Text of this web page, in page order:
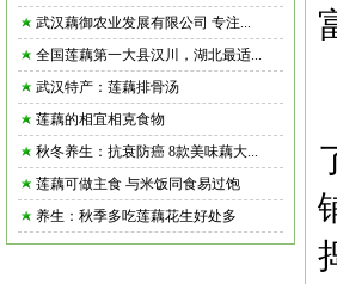
武汉藕御农业发展有限公司 专注...
全国莲藕第一大县汉川，湖北最适...
武汉特产：莲藕排骨汤
莲藕的相宜相克食物
秋冬养生：抗衰防癌 8款美味藕大...
莲藕可做主食 与米饭同食易过饱
养生：秋季多吃莲藕花生好处多